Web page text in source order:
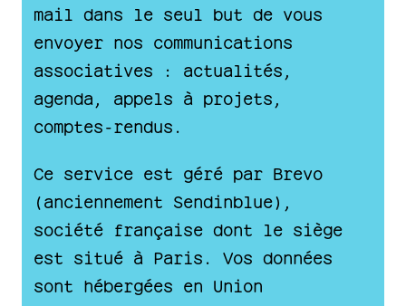
mail dans le seul but de vous
envoyer nos communications
associatives : actualités,
agenda, appels à projets,
comptes-rendus.
Ce service est géré par Brevo
(anciennement Sendinblue),
société française dont le siège
est situé à Paris. Vos données
sont hébergées en Union